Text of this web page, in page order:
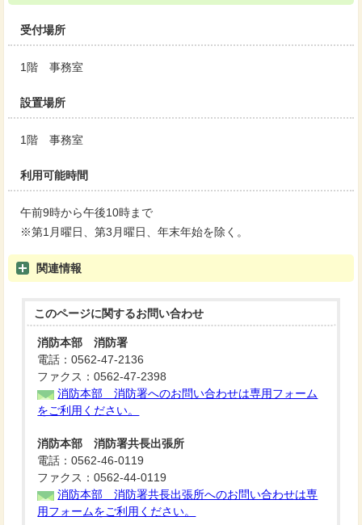
受付場所
1階 事務室
設置場所
1階 事務室
利用可能時間
午前9時から午後10時まで
※第1月曜日、第3月曜日、年末年始を除く。
関連情報
このページに関するお問い合わせ
消防本部 消防署
電話：0562-47-2136
ファクス：0562-47-2398
消防本部 消防署へのお問い合わせは専用フォーム
をご利用ください。
消防本部 消防署共長出張所
電話：0562-46-0119
ファクス：0562-44-0119
消防本部 消防署共長出張所へのお問い合わせは専
用フォームをご利用ください。